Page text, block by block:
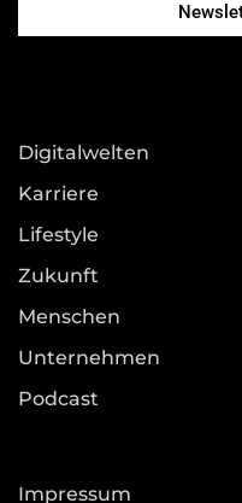
Digitalwelten
Karriere
Lifestyle
Zukunft
Menschen
Unternehmen
Podcast
Impressum